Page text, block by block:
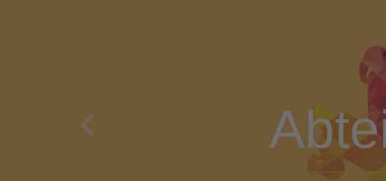
Previous